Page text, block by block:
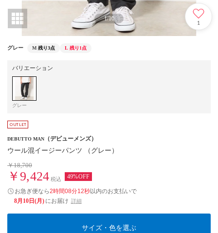
1/10
1
グレー M 残り3点 L 残り1点
バリエーション
グレー
DEBUTTO MAN （デビューメンズ）
ウール混イージーパンツ （グレー）
￥18,700
￥9,424 税込 49%OFF
お急ぎ便なら2時間08分11秒以内のお支払いで
8月10日(月) にお届け 詳細
サイズ・色を選ぶ